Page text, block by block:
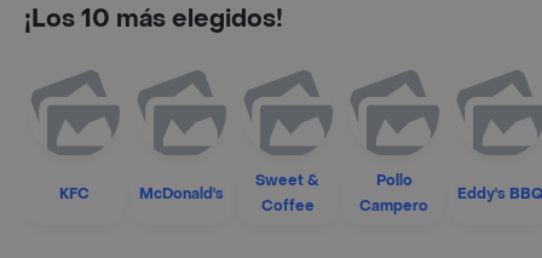
¡Los 10 más elegidos!
KFC McDonald's
Sweet &
Coffee
Pollo
Campero
Eddy's BBQ